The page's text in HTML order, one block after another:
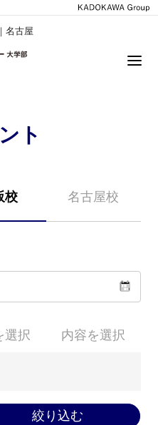
名古屋
ト
校 名古屋校
選択 内容を選択
絞り込む